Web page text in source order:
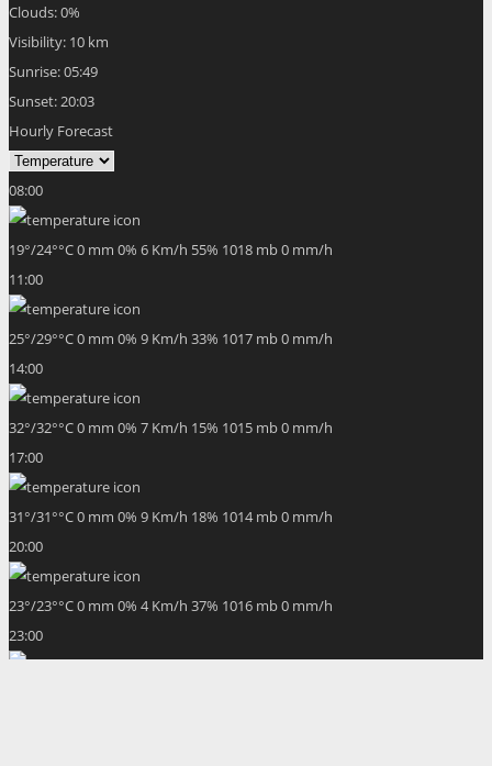
Clouds:0%
Visibility: 10 km
Sunrise:05:49
Sunset:20:03
Hourly Forecast
08:00
19°/24°°C0 mm 0% 6 Km/h 55% 1018 mb0 mm/h
11:00
25°/29°°C0 mm 0% 9 Km/h 33% 1017 mb0 mm/h
14:00
32°/32°°C0 mm 0% 7 Km/h 15% 1015 mb0 mm/h
17:00
31°/31°°C0 mm 0% 9 Km/h 18% 1014 mb0 mm/h
20:00
23°/23°°C0 mm 0% 4 Km/h 37% 1016 mb0 mm/h
23:00